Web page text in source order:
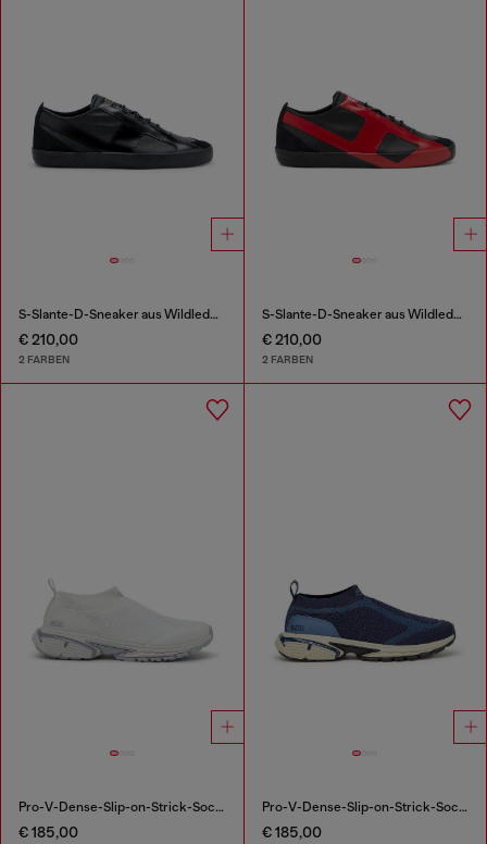
S-Slante-D-Sneaker aus Wildleder und Leder mit D-Logo
€ 210,00
2 FARBEN
S-Slante-D-Sneaker aus Wildleder und Leder mit D-Logo
€ 210,00
2 FARBEN
Pro-V-Dense-Slip-on-Strick-Sockenturnschuhe
€ 185,00
Pro-V-Dense-Slip-on-Strick-Sockenturnschuhe
€ 185,00